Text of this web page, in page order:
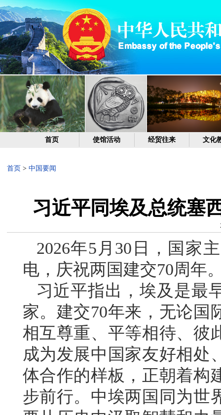
首页 使馆活动 经贸往来 文化
首页 > 中国要闻
习近平同埃及总统塞
2026年5月30日，国家
电，庆祝两国建交70周年
习近平指出，埃及是最
家。建交70年来，无论国
相互尊重、平等相待、彼
成为发展中国家友好相处
体合作的样板，正朝着构
步前行。中埃两国同为世